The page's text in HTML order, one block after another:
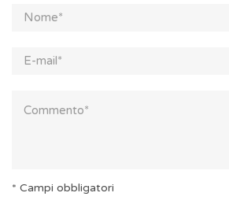
* Campi obbligatori